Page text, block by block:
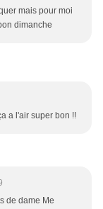
mais pour moi
dimanche
a l'air super bon !!
de dame Me